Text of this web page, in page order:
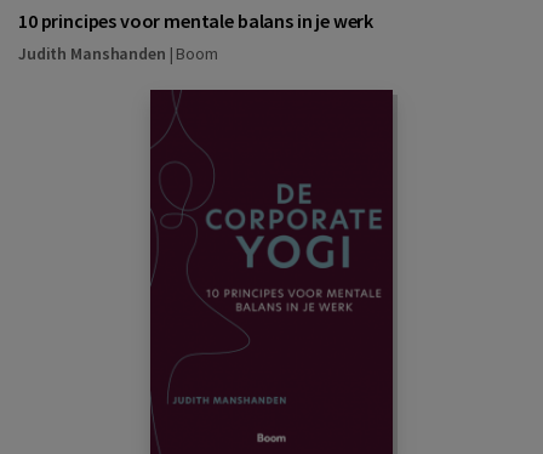
10 principes voor mentale balans in je werk
Judith Manshanden | Boom